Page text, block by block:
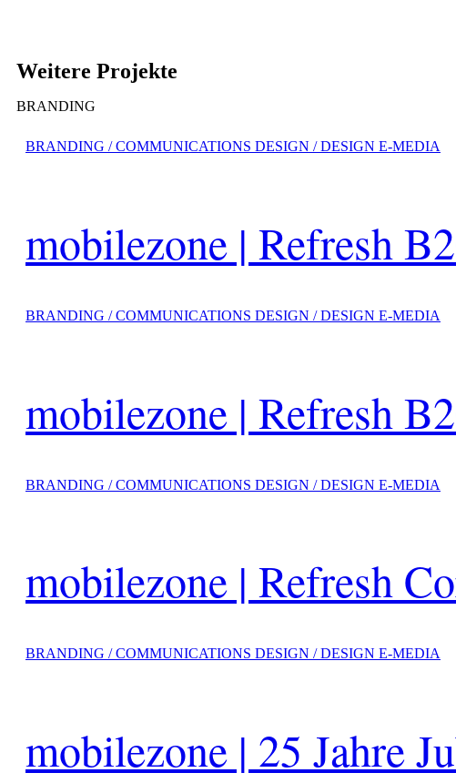
Weitere Projekte
BRANDING
BRANDING / COMMUNICATIONS DESIGN / DESIGN E-MEDIA
mobilezone | Refresh
BRANDING / COMMUNICATIONS DESIGN / DESIGN E-MEDIA
mobilezone | Refresh
BRANDING / COMMUNICATIONS DESIGN / DESIGN E-MEDIA
mobilezone | Refresh
BRANDING / COMMUNICATIONS DESIGN / DESIGN E-MEDIA
mobilezone | 25 Jahre